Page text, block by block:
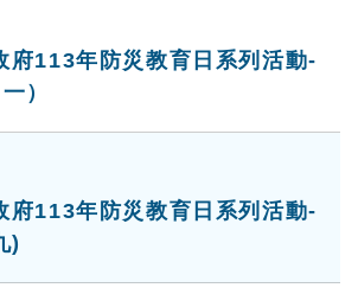
府113年防災教育日系列活動-
）
府113年防災教育日系列活動-
)